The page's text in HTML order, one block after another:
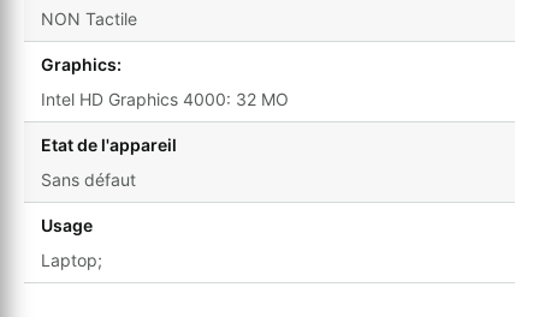
NON Tactile
Graphics:
Intel HD Graphics 4000: 32 MO
Etat de l'appareil
Sans défaut
Usage
Laptop;